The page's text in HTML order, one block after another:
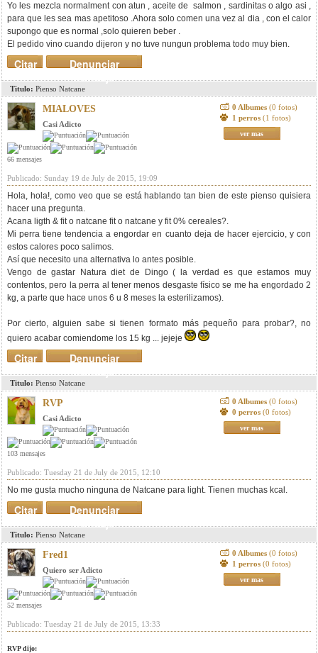
Yo les mezcla normalment con atun , aceite de salmon , sardinitas o algo asi ,
para que les sea mas apetitoso .Ahora solo comen una vez al dia , con el calor
supongo que es normal ,solo quieren beber .
El pedido vino cuando dijeron y no tuve nungun problema todo muy bien.
Denunciar
mensaje
Citar
Titulo: Pienso Natcane
MIALOVES
Casi Adicto
66 mensajes
0 Albumes (0 fotos)
1 perros (1 fotos)
ver mas
Publicado: Sunday 19 de July de 2015, 19:09
Hola, hola!, como veo que se está hablando tan bien de este pienso quisiera
hacer una pregunta.
Acana ligth & fit o natcane fit o natcane y fit 0% cereales?.
Mi perra tiene tendencia a engordar en cuanto deja de hacer ejercicio, y con
estos calores poco salimos.
Así que necesito una alternativa lo antes posible.
Vengo de gastar Natura diet de Dingo ( la verdad es que estamos muy
contentos, pero la perra al tener menos desgaste físico se me ha engordado 2
kg, a parte que hace unos 6 u 8 meses la esterilizamos).
Por cierto, alguien sabe si tienen formato más pequeño para probar?, no
quiero acabar comiendome los 15 kg ... jejeje
Denunciar
mensaje
Citar
Titulo: Pienso Natcane
RVP
Casi Adicto
103 mensajes
0 Albumes (0 fotos)
0 perros (0 fotos)
ver mas
Publicado: Tuesday 21 de July de 2015, 12:10
No me gusta mucho ninguna de Natcane para light. Tienen muchas kcal.
Denunciar
mensaje
Citar
Titulo: Pienso Natcane
Fred1
Quiero ser Adicto
52 mensajes
0 Albumes (0 fotos)
1 perros (0 fotos)
ver mas
Publicado: Tuesday 21 de July de 2015, 13:33
RVP dijo: